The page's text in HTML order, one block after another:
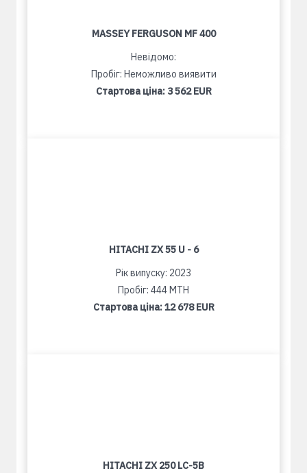
MASSEY FERGUSON MF 400
Невідомо:
Пробіг: Неможливо виявити
Стартова ціна: 3 562 EUR
HITACHI ZX 55 U - 6
Рік випуску: 2023
Пробіг: 444 MTH
Стартова ціна:12 678 EUR
HITACHI ZX 250 LC-5B